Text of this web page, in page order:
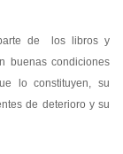
de los libros y
buenas condiciones
lo constituyen, su
de deterioro y su